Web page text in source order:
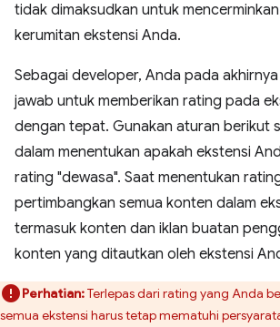
tidak dimaksudkan untuk
kerumitan ekstensi Anda.
Sebagai developer, Anda pada
jawab untuk memberikan rating pada
dengan tepat. Gunakan aturan berikut
dalam menentukan apakah ekstensi
rating "dewasa". Saat menentukan
pertimbangkan semua konten dalam
termasuk konten dan iklan buatan
konten yang ditautkan oleh ekstensi
Perhatian:Terlepas dari rating yang Anda
semua ekstensi harus tetap mematuhi